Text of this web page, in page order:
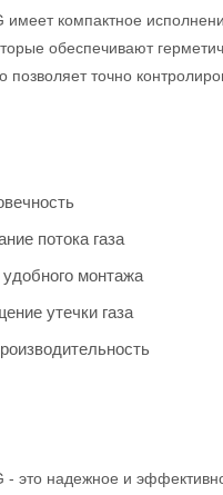
компактное
обеспечивают
точно
потока газа
монтажа
утечки газа
- это надежное и